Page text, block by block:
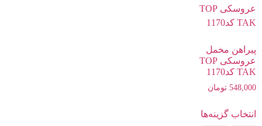
پیراهن مخمل
عروسکی TOP
TAK کد1170
548,000 تومان
انتخاب گزینه‌ها